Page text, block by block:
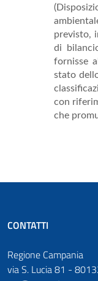
previsto,
di
fornisse
stato
con
che
CONTATTI
Regione Campania
via S. Lucia 81 -